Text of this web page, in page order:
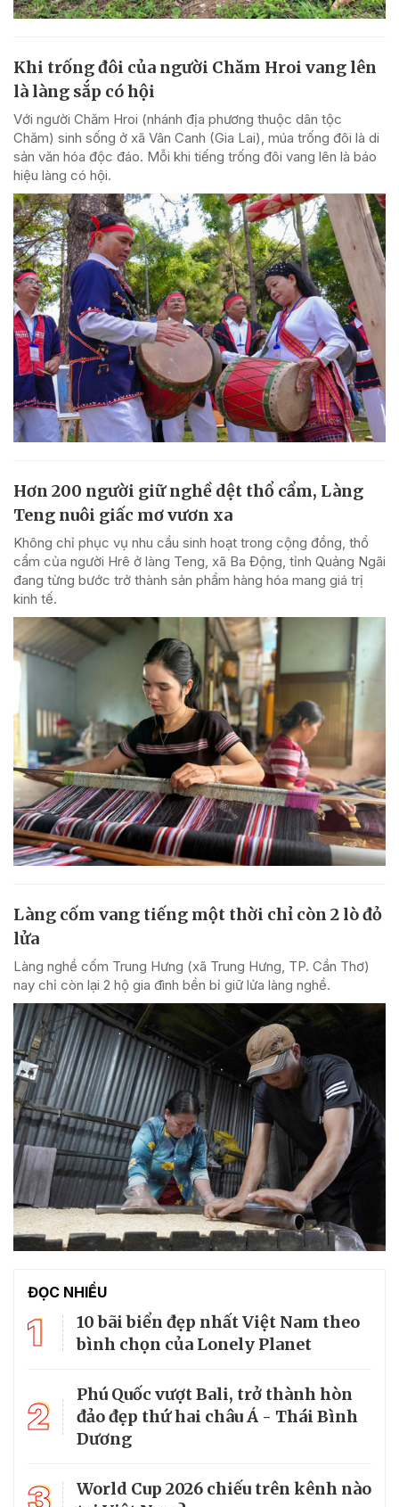
Khi trống đôi của người Chăm Hroi vang lên
là làng sắp có hội
Với người Chăm Hroi (nhánh địa phương thuộc dân tộc
Chăm) sinh sống ở xã Vân Canh (Gia Lai), múa trống đôi là di
sản văn hóa độc đáo. Mỗi khi tiếng trống đôi vang lên là báo
hiệu làng có hội.
Hơn 200 người giữ nghề dệt thổ cẩm, Làng
Teng nuôi giấc mơ vươn xa
Không chỉ phục vụ nhu cầu sinh hoạt trong cộng đồng, thổ
cẩm của người Hrê ở làng Teng, xã Ba Động, tỉnh Quảng Ngãi
đang từng bước trở thành sản phẩm hàng hóa mang giá trị
kinh tế.
Làng cốm vang tiếng một thời chỉ còn 2 lò đỏ
lửa
Làng nghề cốm Trung Hưng (xã Trung Hưng, TP. Cần Thơ)
nay chỉ còn lại 2 hộ gia đình bền bỉ giữ lửa làng nghề.
ĐỌC NHIỀU
1
10 bãi biển đẹp nhất Việt Nam theo
bình chọn của Lonely Planet
2
Phú Quốc vượt Bali, trở thành hòn
đảo đẹp thứ hai châu Á - Thái Bình
Dương
World Cup 2026 chiếu trên kênh nào